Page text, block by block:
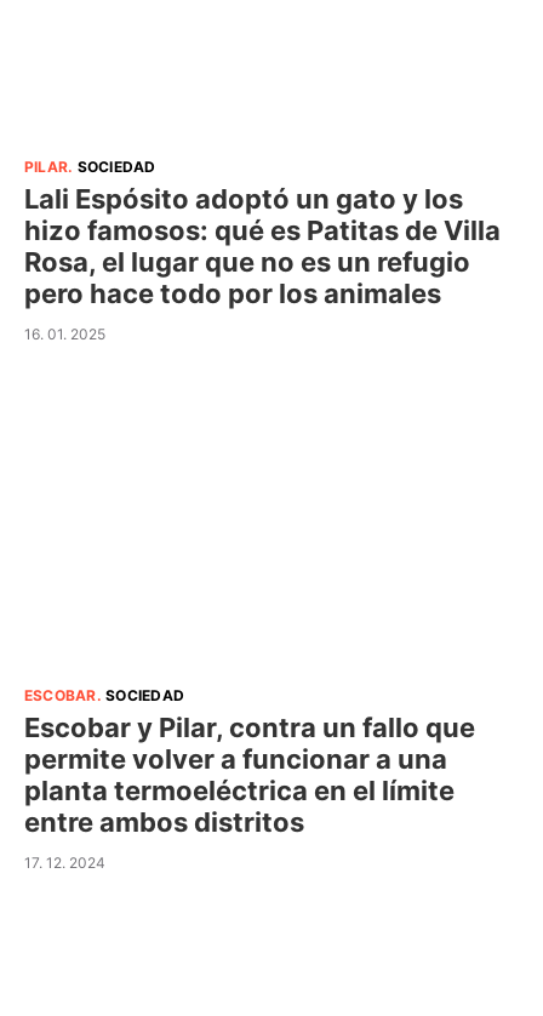
PILAR. SOCIEDAD
Lali Espósito adoptó un gato y los
hizo famosos: qué es Patitas de Villa
Rosa, el lugar que no es un refugio
pero hace todo por los animales
16. 01. 2025
ESCOBAR.SOCIEDAD
Escobar y Pilar, contra un fallo que
permite volver a funcionar a una
planta termoeléctrica en el límite
entre ambos distritos
17. 12. 2024